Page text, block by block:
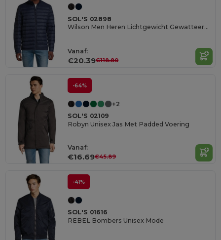
SOL'S 02898
Wilson Men Heren Lichtgewicht Gewatteerd Jack
Vanaf:
€20.39€118.80
-64%
+2
SOL'S 02109
Robyn Unisex Jas Met Padded Voering
Vanaf:
€16.69€45.89
-41%
SOL'S 01616
REBEL Bombers Unisex Mode